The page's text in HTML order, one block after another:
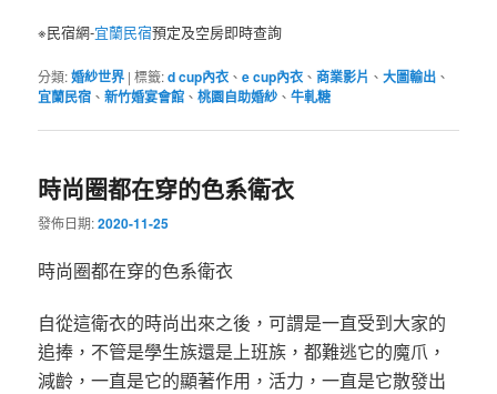
※民宿網-宜蘭民宿預定及空房即時查詢
分類:婚紗世界 |標籤:d cup內衣 、e cup內衣 、商業影片 、大圖輸出 、
宜蘭民宿 、新竹婚宴會館 、桃園自助婚紗 、牛軋糖
時尚圈都在穿的色系衛衣
發佈日期:2020-11-25
時尚圈都在穿的色系衛衣
自從這衛衣的時尚出來之後，可謂是一直受到大家的
追捧，不管是學生族還是上班族，都難逃它的魔爪，
減齡，一直是它的顯著作用，活力，一直是它散發出